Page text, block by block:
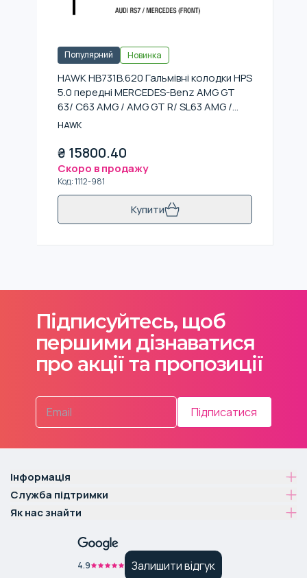
Популярний Новинка
HAWK HB731B.620 Гальмівні колодки HPS
5.0 передні MERCEDES-Benz AMG GT
63/ C63 AMG / AMG GT R/ SL63 AMG /
AUDI RS7
HAWK
₴ 15800.40
Скоро в продажу
Код:1112-981
Купити
Підписуйтесь, щоб
першими дізнаватися
про акції та пропозиції
Підписатися
Інформація
Служба підтримки
Як нас знайти
4.9 Залишити відгук